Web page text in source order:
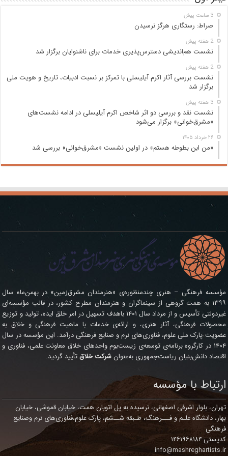
3 ساعت پیش
صراط: رستگاری هرگز نرسیدن
2 هفته پیش
نشست هم‌اندیشی دسترس‌پذیری خدمات برای ناشنوایان برگزار شد
2 هفته پیش
نشست بررسی آثار اکرم آیلیسلی با تمرکز بر نسبت ادبیات، تاریخ و هویت ملی
برگزار شد
3 هفته پیش
نشست نقد و بررسی دو اثر شاخص اکرم آیلیسلی در ادامه نشست‌های
«مشرق‌خوانی» برگزار می‌شود
۲۶ خرداد ۱۴۰۵
«من ابن بطوطه هستم» در اولین نشست «مشرق‌خوانی» بررسی شد
مؤسسه فرهنگی – هنری چندمنظوره‌ی «هنرمندان مشرق‌زمین» در بهمن‌ماه سال
۱۳۹۹ به همت گروهی از سینماگران و هنرمندان مطرح کشور، در قالب مؤسسه‌ای
غیردولتی تأسیس و از مرداد سال ۱۴۰۱ باهدف تسهیل در امر خلق ایده، تولید و توزیع
محصولات فرهنگی، آثار هنری، و ارائه‌ی خدمات با ماهیت فرهنگی و خلاق به
عضویت پارک ملی علوم، فناوری‌های نرم و صنایع فرهنگی درآمد. این مؤسسه در سال
۱۴۰۴ در کارگروه برنامه‌ی توسعه‌ی زیست‌بوم واحدهای خلاق معاونت علمی، فناوری و
اقتصاد دانش‌بنیان ریاست‌جمهوری به‌عنوانشرکت خلاقتأیید گردید.
ارتباط با مؤسسه
تهران، بلوار اشرفی اصفهانی، نرسیده به پل اتوبان همت، خیابان قموشی، خیابان
بهار، دانشگاه علـم و فـــرهنگ، طـبقه شــشم، پارک علوم،فناوری‌های نرم وصنایع
فرهنگی
کدپستی:۱۴۶۱۹۶۸۱۸۴
info@mashreghartists.ir